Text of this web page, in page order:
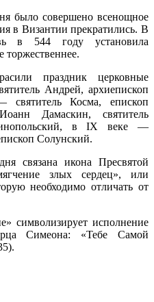
было совершено всенощное
в Византии прекратились. В
в 544 году установила
торжественнее.
праздник церковные
Андрей, архиепископ
Косма, епископ
Дамаскин, святитель
в IX веке —
Солунский.
связана икона Пресвятой
злых сердец», или
необходимо отличать от
символизирует исполнение
Симеона: «Тебе Самой